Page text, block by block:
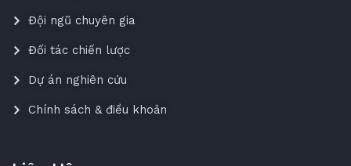
Đội ngũ chuyên gia
Đối tác chiến lược
Dự án nghiên cứu
Chính sách & điều khoản